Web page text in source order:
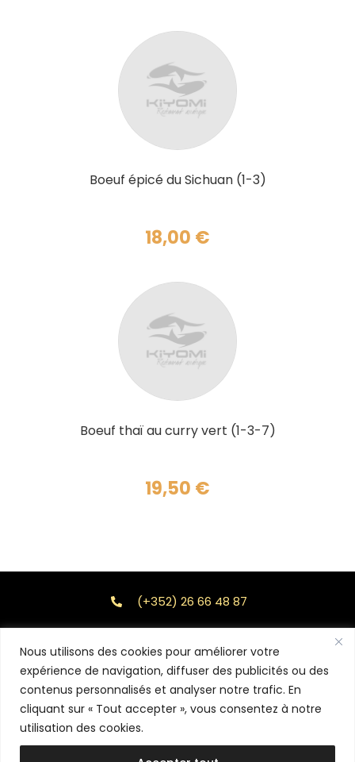
Nous utilisons des cookies pour améliorer votre
expérience de navigation, diffuser des publicités ou des
contenus personnalisés et analyser notre trafic. En
cliquant sur « Tout accepter », vous consentez à notre
utilisation des cookies.
Boeuf épicé du Sichuan (1-3)
18,00 €
Boeuf thaï au curry vert (1-3-7)
19,50 €
(+352) 26 66 48 87
26 Rue de Macher L-5550 REMICH
11h45 - 14h00 / 18h00 - 22h00
Delivery / Take away